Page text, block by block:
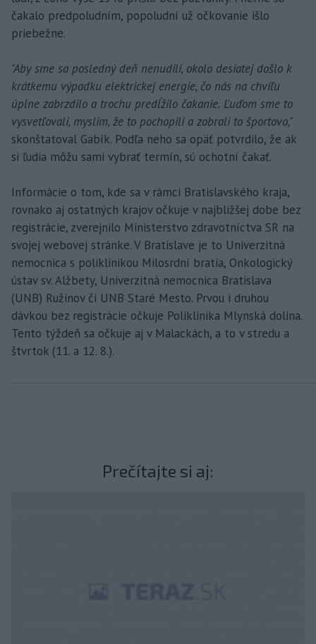
čakalo predpoludním, popoludní už očkovanie išlo
priebežne.
"Aby sme sa posledný deň nenudili, okolo desiatej došlo k
krátkemu výpadku elektrickej energie, čo nás na chvíľu
úplne zabrzdilo a trochu predĺžilo čakanie. Ľuďom sme to
vysvetľovali, myslím, že to pochopili a zobrali to športovo,"
skonštatoval Gabík. Podľa neho sa opäť potvrdilo, že ak
si ľudia môžu sami vybrať termín, sú ochotní čakať.
Informácie o tom, kde sa v rámci Bratislavského kraja,
rovnako aj ostatných krajov očkuje v najbližšej dobe bez
registrácie, zverejnilo Ministerstvo zdravotníctva SR na
svojej webovej stránke. V Bratislave je to Univerzitná
nemocnica s poliklinikou Milosrdní bratia, Onkologický
ústav sv. Alžbety, Univerzitná nemocnica Bratislava
(UNB) Ružinov či UNB Staré Mesto. Prvou i druhou
dávkou bez registrácie očkuje Poliklinika Mlynská dolina.
Tento týždeň sa očkuje aj v Malackách, a to v stredu a
štvrtok (11. a 12. 8.).
Prečítajte si aj: